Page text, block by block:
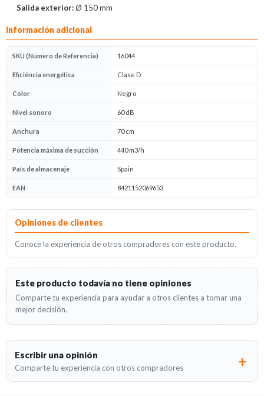
Salida exterior:Ø 150 mm
Información adicional
SKU (Número de Referencia) 16044
Eficiéncia energética Clase D
Color Negro
Nivel sonoro 60 dB
Anchura 70 cm
Potencia máxima de succión 440 m3/h
País de almacenaje Spain
EAN 8421152069653
Opiniones
Opiniones de clientes
Conoce la experiencia de otros compradores con este producto.
Este producto todavía no tiene opiniones
Comparte tu experiencia para ayudar a otros clientes a tomar una
mejor decisión.
Escribir una opinión
Comparte tu experiencia con otros compradores